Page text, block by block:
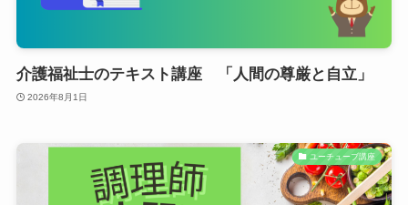
介護福祉士のテキスト講座 「人間の尊厳と自立」
2026年8月1日
ユーチューブ講座